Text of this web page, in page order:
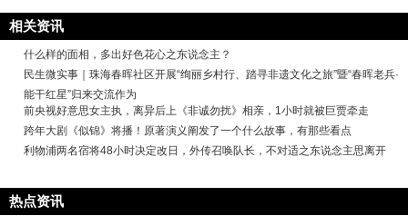
相关资讯
什么样的面相，多出好色花心之东说念主？
民生微实事｜珠海春晖社区开展“绚丽乡村行、踏寻非遗文化之旅”暨“春晖老兵·
能干红星”归来交流作为
前央视好意思女主执，离异后上《非诚勿扰》相亲，1小时就被巨贾牵走
跨年大剧《似锦》将播！原著演义阐发了一个什么故事，有那些看点
利物浦两名宿将48小时决定改日，外传召唤队长，不对适之东说念主思离开
热点资讯